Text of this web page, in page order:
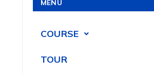
MENU
COURSE
TOUR